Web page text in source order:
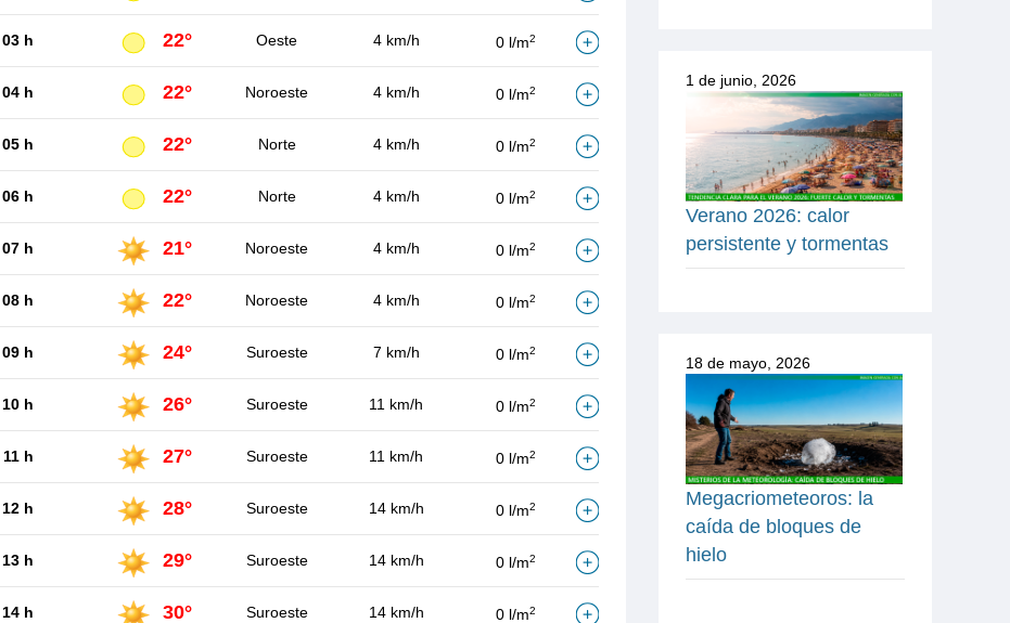
03 h 22° Oeste 4 km/h 0 l/m2
04 h 22° Noroeste 4 km/h 0 l/m2
05 h 22° Norte 4 km/h 0 l/m2
06 h 22° Norte 4 km/h 0 l/m2
07 h 21° Noroeste 4 km/h 0 l/m2
08 h 22° Noroeste 4 km/h 0 l/m2
09 h 24° Suroeste 7 km/h 0 l/m2
10 h 26° Suroeste 11 km/h 0 l/m2
11 h 27° Suroeste 11 km/h 0 l/m2
12 h 28° Suroeste 14 km/h 0 l/m2
13 h 29° Suroeste 14 km/h 0 l/m2
14 h 30° Suroeste 14 km/h 0 l/m2
1 de junio, 2026
Verano 2026: calor
persistente y tormentas
18 de mayo, 2026
Megacriometeoros: la
caída de bloques de
hielo